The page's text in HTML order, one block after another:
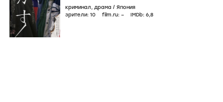
криминал, драма / Япония
зрители: 10 film.ru: – IMDb: 6,8